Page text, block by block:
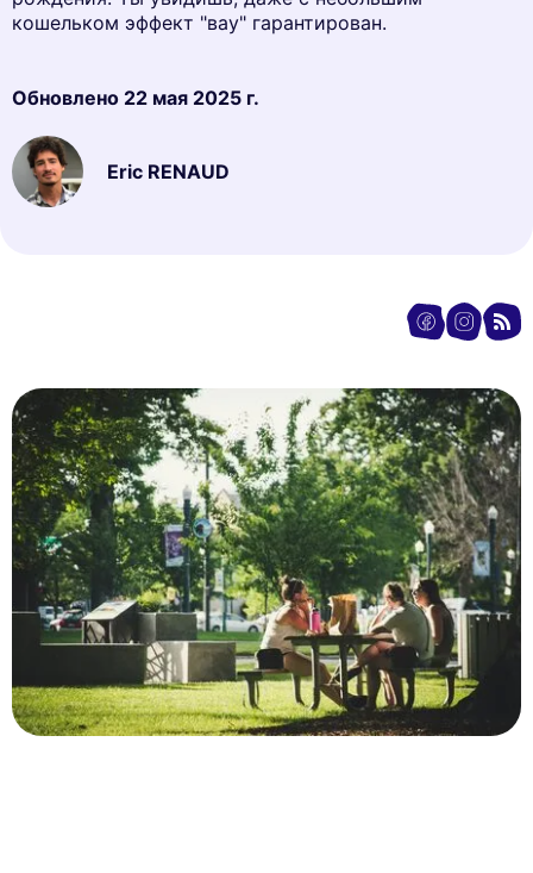
кошельком эффект "вау" гарантирован.
Обновлено 22 мая 2025 г.
Eric RENAUD